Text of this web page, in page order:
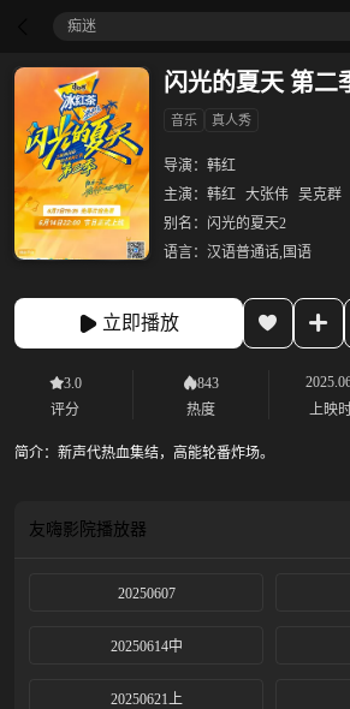
痴迷
闪光的夏天 第二
音乐 真人秀
导演： 韩红
主演： 韩红 大张伟 吴克群
别名： 闪光的夏天2
语言： 汉语普通话,国语
立即播放
3.0
评分
843
热度
上映
简介： 新声代热血集结，高能轮番炸场。
友嗨影院播放器
20250607
20250614中
20250621上